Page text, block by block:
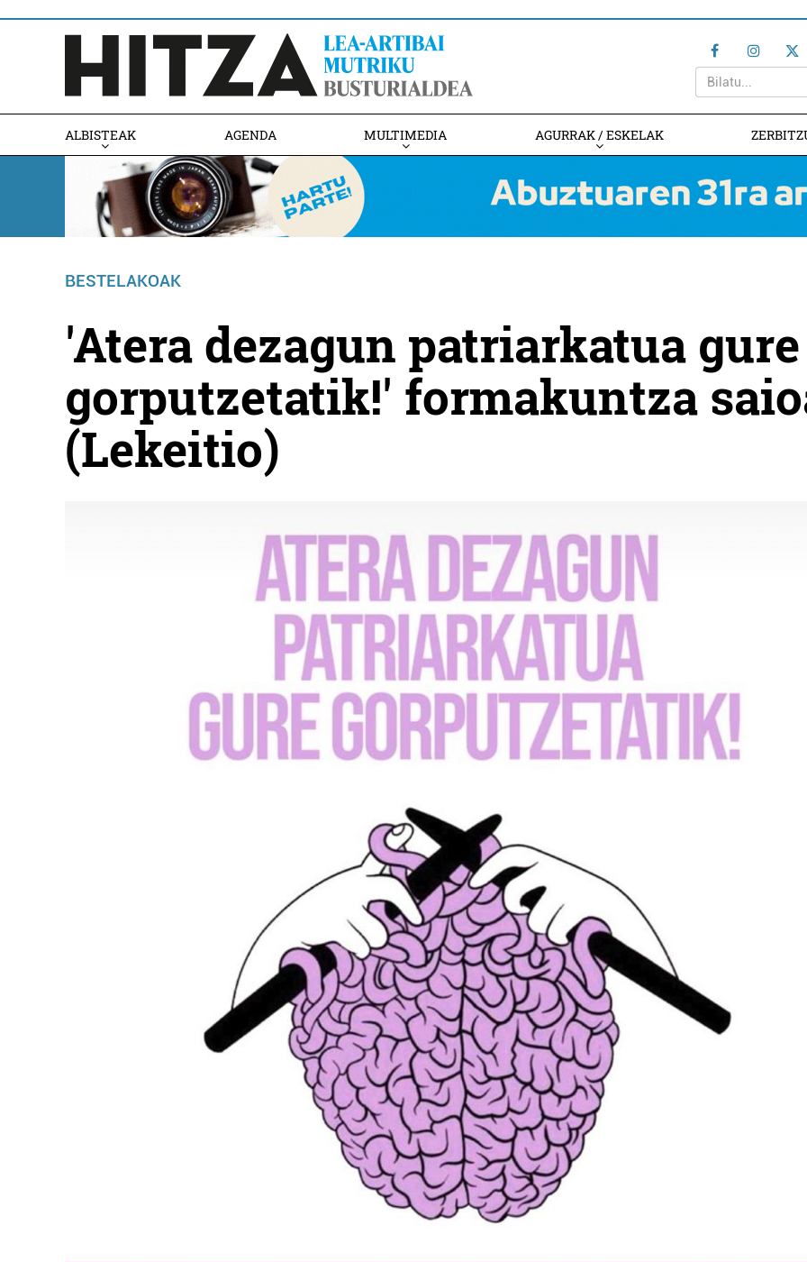
ALBISTEAK AGENDA MULTIMEDIA AGURRAK / ESKELAK
BESTELAKOAK
'Atera dezagun patriarkatua gure
gorputzetatik!' formakuntza
(Lekeitio)